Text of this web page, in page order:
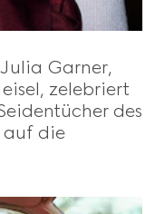
Garner,
zelebriert
des
auf die